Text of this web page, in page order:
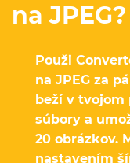
na JPEG?
Použi
na JPEG za
beží v tvojom
súbory a
20 obrázkov.
nastavením